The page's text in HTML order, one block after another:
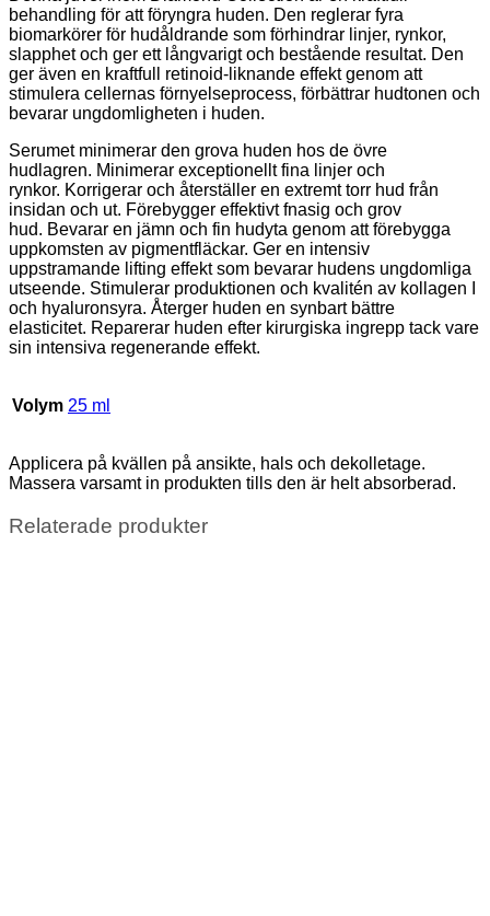
behandling för att föryngra huden. Den reglerar fyra
biomarkörer för hudåldrande som förhindrar linjer, rynkor,
slapphet och ger ett långvarigt och bestående resultat. Den
ger även en kraftfull retinoid-liknande effekt genom att
stimulera cellernas förnyelseprocess, förbättrar hudtonen och
bevarar ungdomligheten i huden.
Serumet minimerar den grova huden hos de övre
hudlagren. Minimerar exceptionellt fina linjer och
rynkor. Korrigerar och återställer en extremt torr hud från
insidan och ut. Förebygger effektivt fnasig och grov
hud. Bevarar en jämn och fin hudyta genom att förebygga
uppkomsten av pigmentfläckar. Ger en intensiv
uppstramande lifting effekt som bevarar hudens ungdomliga
utseende. Stimulerar produktionen och kvalitén av kollagen I
och hyaluronsyra. Återger huden en synbart bättre
elasticitet. Reparerar huden efter kirurgiska ingrepp tack vare
sin intensiva regenerande effekt.
Volym 25 ml
Applicera på kvällen på ansikte, hals och dekolletage.
Massera varsamt in produkten tills den är helt absorberad.
Relaterade produkter